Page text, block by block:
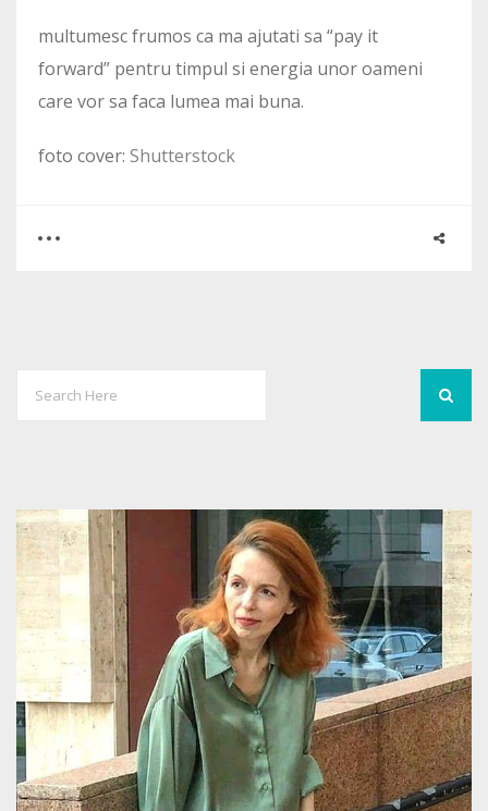
multumesc frumos ca ma ajutati sa “pay it
forward” pentru timpul si energia unor oameni
care vor sa faca lumea mai buna.
foto cover: Shutterstock